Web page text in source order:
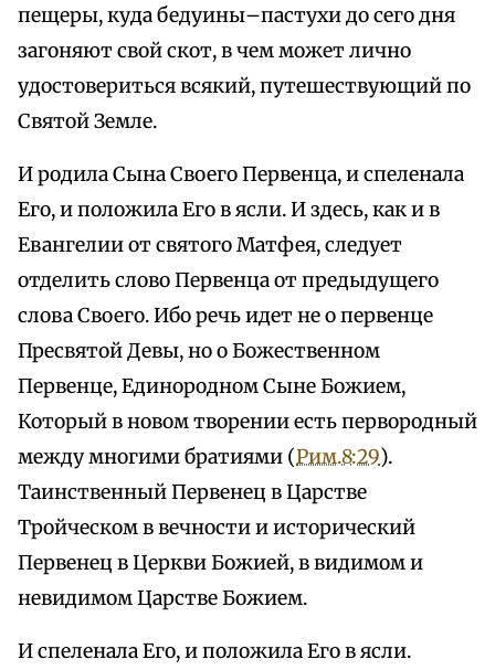
пещеры, куда бедуины–пастухи до сего дня
загоняют свой скот, в чем может лично
удостовериться всякий, путешествующий по
Святой Земле.
И родила Сына Своего Первенца, и спеленала
Его, и положила Его в ясли. И здесь, как и в
Евангелии от святого Матфея, следует
отделить слово Первенца от предыдущего
слова Своего. Ибо речь идет не о первенце
Пресвятой Девы, но о Божественном
Первенце, Единородном Сыне Божием,
Который в новом творении есть первородный
между многими братиями (Рим.8:29).
Таинственный Первенец в Царстве
Тройческом в вечности и исторический
Первенец в Церкви Божией, в видимом и
невидимом Царстве Божием.
И спеленала Его, и положила Его в ясли.